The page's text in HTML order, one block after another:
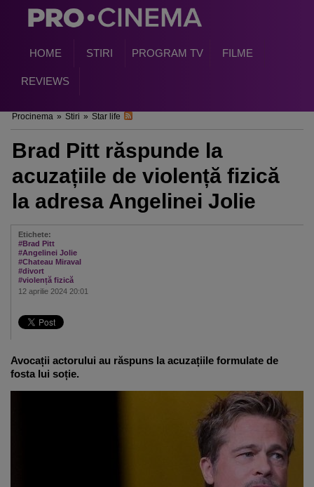
HOME STIRI PROGRAM TV FILME
REVIEWS
Procinema » Stiri » Star life
Brad Pitt răspunde la
acuzațiile de violență fizică
la adresa Angelinei Jolie
Etichete:
#Brad Pitt
#Angelinei Jolie
#Chateau Miraval
#divort
#violență fizică
12 aprilie 2024 20:01
Avocații actorului au răspuns la acuzațiile formulate de
fosta lui soție.